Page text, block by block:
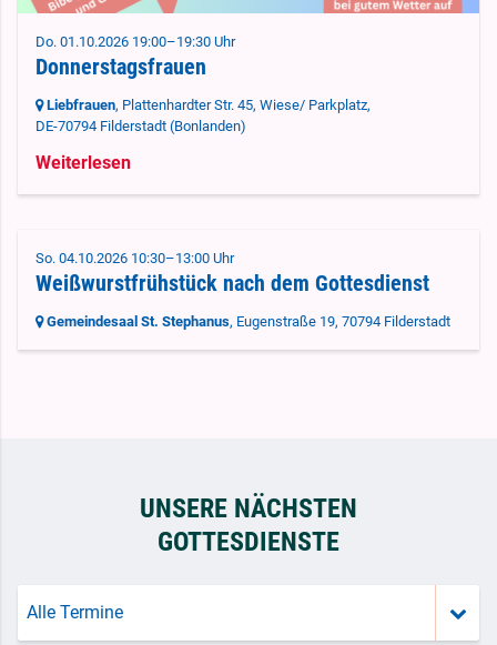
Do. 01.10.2026 19:00–19:30 Uhr
Donnerstagsfrauen
Liebfrauen, Plattenhardter Str. 45, Wiese/ Parkplatz,
DE-70794 Filderstadt (Bonlanden)
Weiterlesen
So. 04.10.2026 10:30–13:00 Uhr
Weißwurstfrühstück nach dem Gottesdienst
Gemeindesaal St. Stephanus, Eugenstraße 19, 70794 Filderstadt
UNSERE NÄCHSTEN
GOTTESDIENSTE
Alle Termine